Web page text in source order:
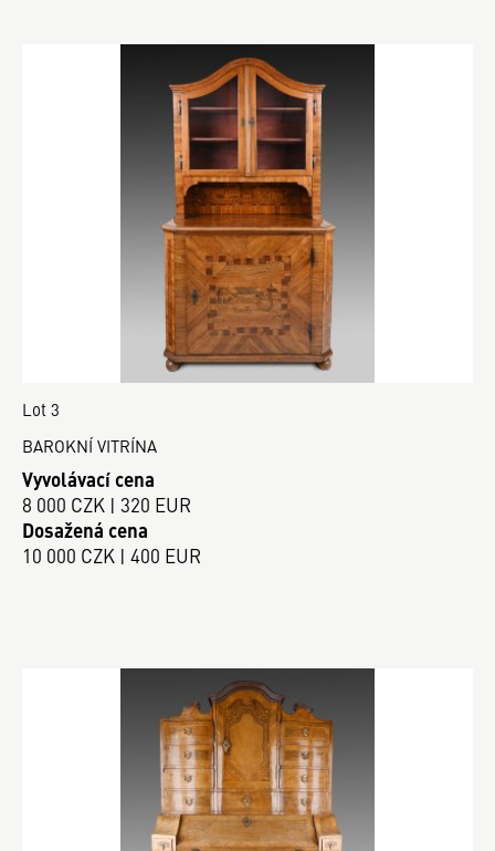
Lot 3
BAROKNÍ VITRÍNA
Vyvolávací cena
8 000 CZK | 320 EUR
Dosažená cena
10 000 CZK | 400 EUR